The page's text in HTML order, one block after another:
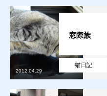
猫日記
窓際族
2012.04.29